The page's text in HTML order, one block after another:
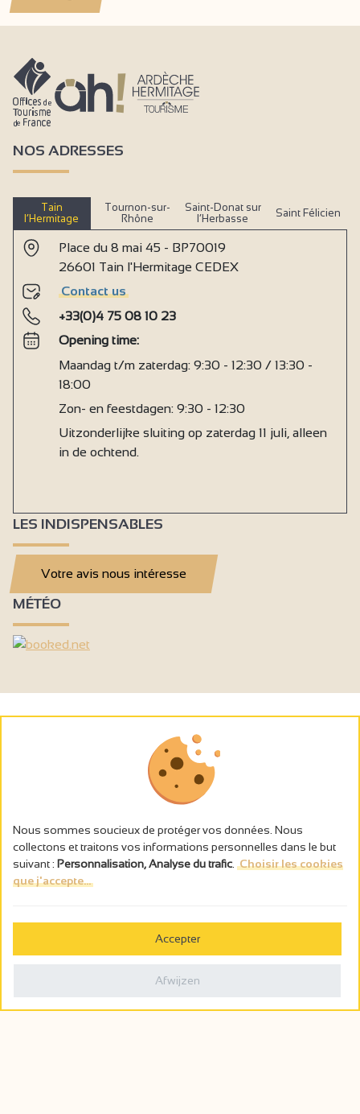
NOS ADRESSES
Tain
l’Hermitage
Tournon-sur-
Rhône
Saint-Donat sur
l’Herbasse
Saint Félicien
Place du 8 mai 45 - BP70019
26601 Tain l'Hermitage CEDEX
Contact us
+33(0)4 75 08 10 23
Opening time:
Maandag t/m zaterdag: 9:30 - 12:30 / 13:30 -
18:00
Zon- en feestdagen: 9:30 - 12:30
Uitzonderlijke sluiting op zaterdag 11 juli, alleen
in de ochtend.
LES INDISPENSABLES
Votre avis nous intéresse
MÉTÉO
L’abus d’alcool est dangereux pour la santé, à consommer avec
Politique de confidentialité
Nous sommes soucieux de protéger vos données. Nous
collectons et traitons vos informations personnelles dans le but
suivant : Personnalisation, Analyse du trafic Choisir les cookies
que j'accepte...
Accepter
Afwijzen